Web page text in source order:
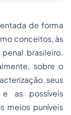
de forma
conceitos, às
brasileiro.
sobre o
seus
as possíveis
meios puníveis